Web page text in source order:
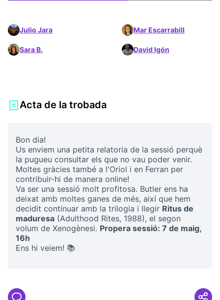
Julio Jara Mar Escarrabill
Sara B. David Igón
Acta de la trobada
Bon dia!
Us enviem una petita relatoria de la sessió perquè
la pugueu consultar els que no vau poder venir.
Moltes gràcies també a l'Oriol i en Ferran per
contribuir-hi de manera online!
Va ser una sessió molt profitosa. Butler ens ha
deixat amb moltes ganes de més, així que hem
decidit continuar amb la trilogia i llegir Ritus de
maduresa (Adulthood Rites, 1988), el segon
volum de Xenogènesi. Propera sessió: 7 de maig,
16h
Ens hi veiem! 📚